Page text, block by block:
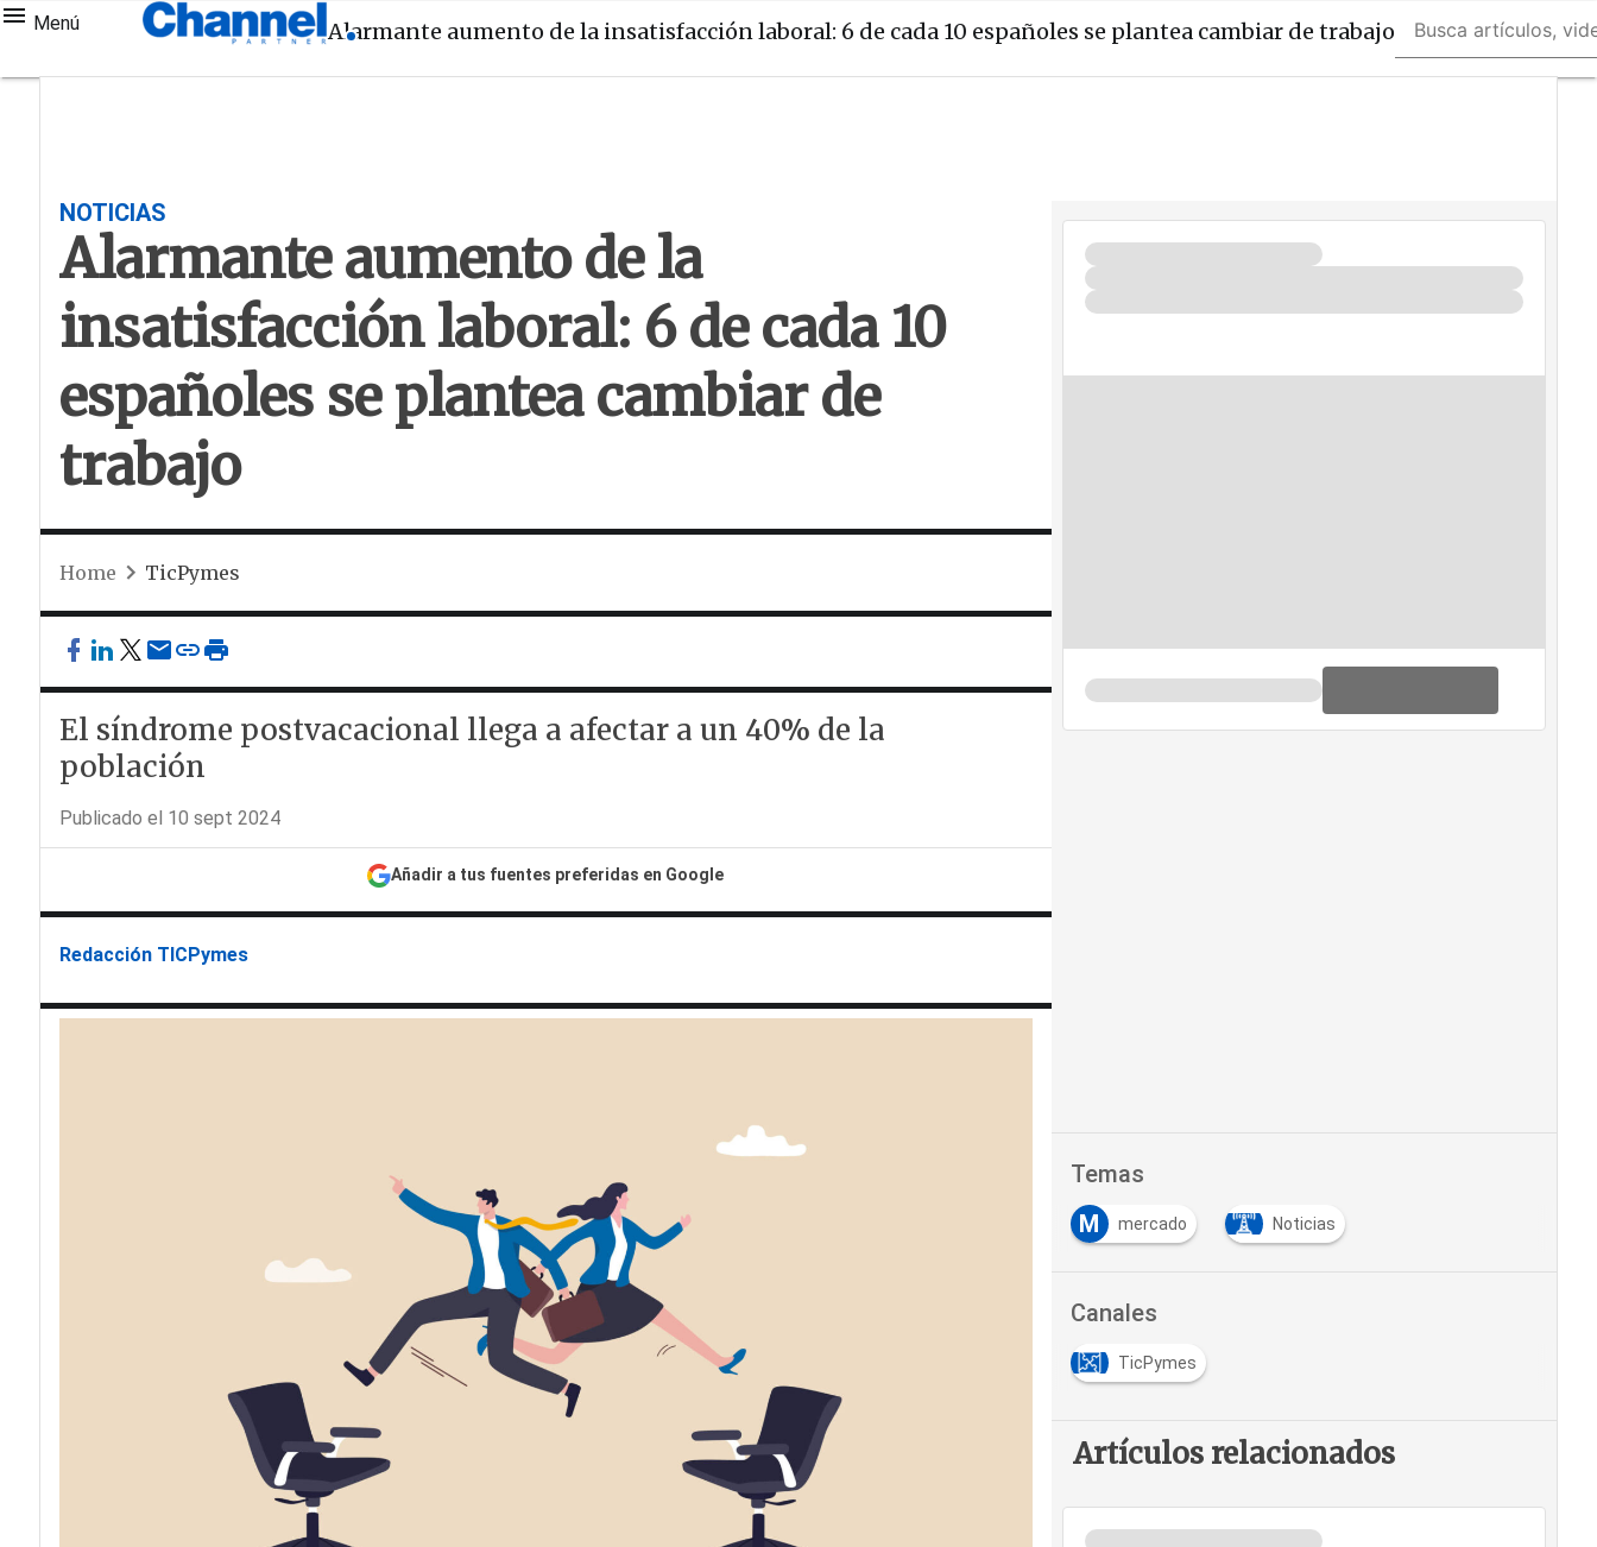
Menú Alarmante aumento de la insatisfacción laboral: 6 de cada 10 españoles se plantea cambiar de trabajo Fabricantes
Mayoristas
Seguridad
Guía
ISV
NOTICIAS
Alarmante aumento de la
insatisfacción laboral: 6 de cada 10
españoles se plantea cambiar de
trabajo
Home TicPymes
El síndrome postvacacional llega a afectar a un 40% de la
población
Publicado el 10 sept 2024
Añadir a tus fuentes preferidas en Google
Redacción TICPymes
Temas
M
mercado Noticias
Canales
TicPymes
Artículos relacionados